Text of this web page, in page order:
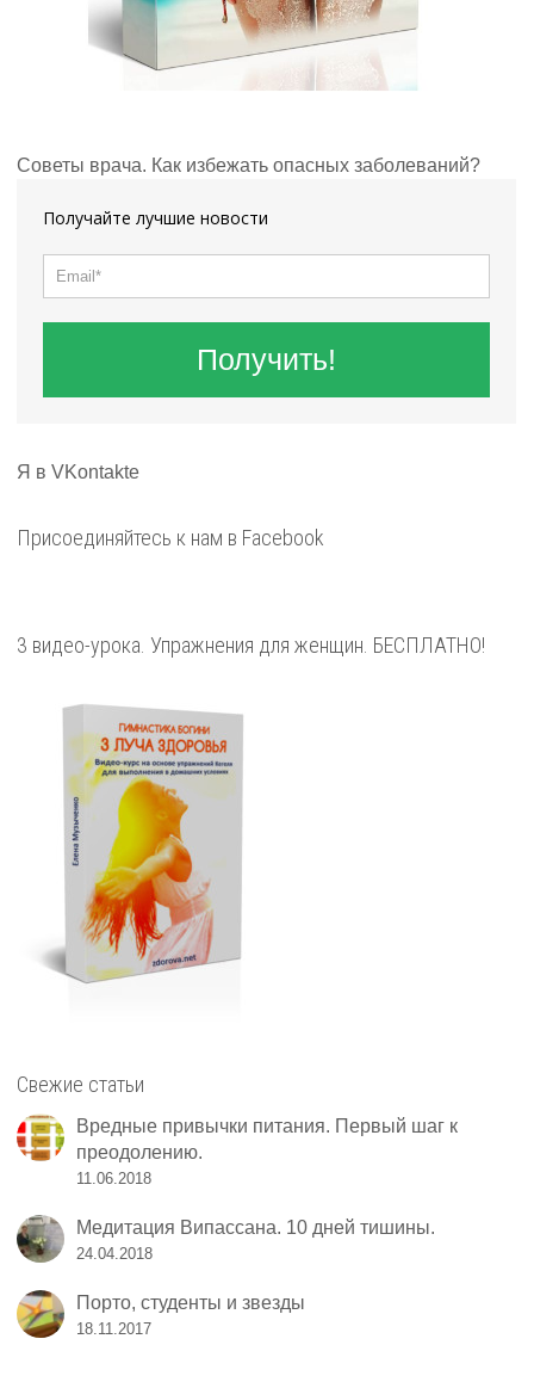
Советы врача. Как избежать опасных заболеваний?
Получайте лучшие новости
Получить!
Я в VKontakte
Присоединяйтесь к нам в Facebook
3 видео-урока. Упражнения для женщин. БЕСПЛАТНО!
Свежие статьи
Вредные привычки питания. Первый шаг к
преодолению.
11.06.2018
Медитация Випассана. 10 дней тишины.
24.04.2018
Порто, студенты и звезды
18.11.2017